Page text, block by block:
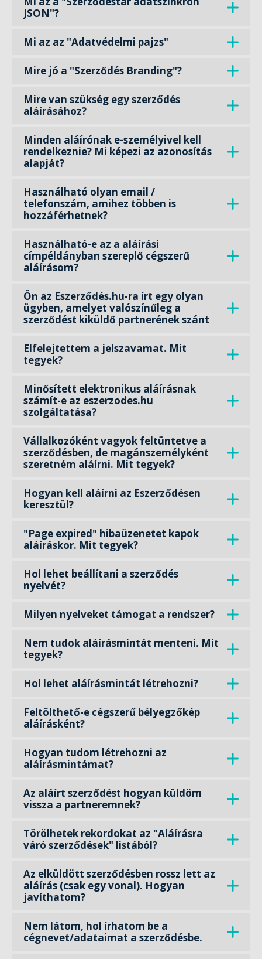
JSON"?
Mi az az "Adatvédelmi pajzs"
Mire jó a "Szerződés Branding"?
Mire van szükség egy szerződés
aláírásához?
Minden aláírónak e-személyivel kell
rendelkeznie? Mi képezi az azonosítás
alapját?
Használható olyan email /
telefonszám, amihez többen is
hozzáférhetnek?
Használható-e az a aláírási
címpéldányban szereplő cégszerű
aláírásom?
Ön az Eszerződés.hu-ra írt egy olyan
ügyben, amelyet valószínűleg a
szerződést kiküldő partnerének szánt
Elfelejtettem a jelszavamat. Mit
tegyek?
Minősített elektronikus aláírásnak
számít-e az eszerzodes.hu
szolgáltatása?
Vállalkozóként vagyok feltüntetve a
szerződésben, de magánszemélyként
szeretném aláírni. Mit tegyek?
Hogyan kell aláírni az Eszerződésen
keresztül?
"Page expired" hibaüzenetet kapok
aláíráskor. Mit tegyek?
Hol lehet beállítani a szerződés
nyelvét?
Milyen nyelveket támogat a rendszer?
Nem tudok aláírásmintát menteni. Mit
tegyek?
Hol lehet aláírásmintát létrehozni?
Feltölthető-e cégszerű bélyegzőkép
aláírásként?
Hogyan tudom létrehozni az
aláírásmintámat?
Az aláírt szerződést hogyan küldöm
vissza a partneremnek?
Törölhetek rekordokat az "Aláírásra
váró szerződések" listából?
Az elküldött szerződésben rossz lett az
aláírás (csak egy vonal). Hogyan
javíthatom?
Nem látom, hol írhatom be a
cégnevet/adataimat a szerződésbe.